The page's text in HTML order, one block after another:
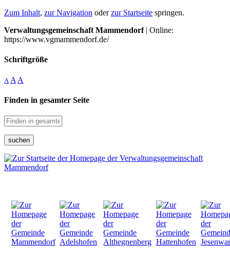
Zum Inhalt, zur Navigation oderzur Startseite springen.
Verwaltungsgemeinschaft Mammendorf| Online:
https://www.vgmammendorf.de/
Schriftgröße
A A A
Finden in gesamter Seite
suchen